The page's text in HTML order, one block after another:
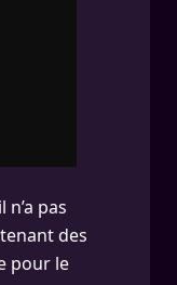
pas
des
pour le